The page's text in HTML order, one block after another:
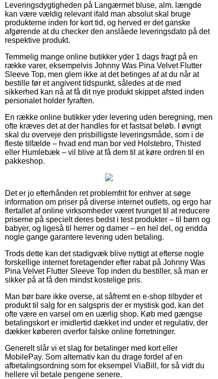
Leveringsdygtigheden på Langærmet bluse, alm. længde
kan være vældig relevant ifald man absolut skal bruge
produkterne inden for kort tid, og herved er det ganske
afgørende at du checker den anslåede leveringsdato på det
respektive produkt.
Temmelig mange online butikker yder 1 dags fragt på en
række varer, eksempelvis Johnny Was Pina Velvet Flutter
Sleeve Top, men glem ikke at det betinges af at du når at
bestille før et angivent tidspunkt, således at de med
sikkerhed kan nå at få dit nye produkt skippet afsted inden
personalet holder fyraften.
En række online butikker yder levering uden beregning, men
ofte kræves det at der handles for et fastsat beløb. I øvrigt
skal du overveje den prisbilligste leveringsmåde, som i de
fleste tilfælde – hvad end man bor ved Holstebro, Thisted
eller Humlebæk – vil blive at få dem til at køre ordren til en
pakkeshop.
Det er jo efterhånden ret problemfrit for enhver at søge
information om priser på diverse internet outlets, og ergo har
flertallet af online virksomheder været tvunget til at reducere
priserne på specielt deres bedst i test produkter – til børn og
babyer, og ligeså til herrer og damer – en hel del, og endda
nogle gange garantere levering uden betaling.
Trods dette kan det stadigvæk blive nyttigt at efterse nogle
forskellige internet foretagender efter rabat på Johnny Was
Pina Velvet Flutter Sleeve Top inden du bestiller, så man er
sikker på at få den mindst kostelige pris.
Man bør bare ikke overse, at såfremt en e-shop tilbyder et
produkt til salg for en salgspris der er mystisk god, kan det
ofte være en varsel om en uærlig shop. Køb med gængse
betalingskort er imidlertid dækket ind under et regulativ, der
dækker køberen overfor falske online forretninger.
Generelt slår vi et slag for betalinger med kort eller
MobilePay. Som alternativ kan du drage fordel af en
afbetalingsordning som for eksempel ViaBill, for så vidt du
hellere vil betale pengene senere.